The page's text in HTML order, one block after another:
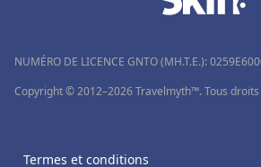
NUMÉRO DE LICENCE GNTO (MH.T.E.):
Copyright © 2012–2026 Travelmyth™. Tous
Termes et conditions